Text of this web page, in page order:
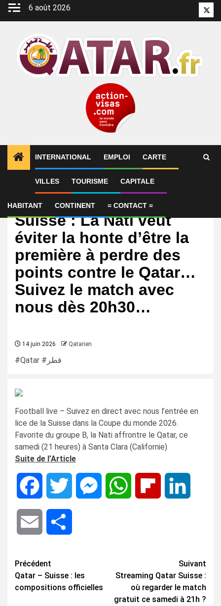
Aller
6 août 2026
INTERNATIONAL EMPLOI CARTE
VILLES TOURISME CAPITALE
HABITANT CONTINENT = CONTACT =
International
EN DIRECT Qatar –
Suisse : La Nati veut
éviter la honte d’être la
première à perdre des
points contre le Qatar…
Suivez le match avec
nous dès 20h30…
14 juin 2026 Qatarien
#Qatar #قطر
Football live – Suivez en direct avec nous l’entrée en
lice de la Suisse dans la Coupe du monde 2026.
Favorite du groupe B, la Nati affrontre le Qatar, ce
samedi (21 heures) à Santa Clara (Californie)
Suite de l’Article
Facebook Twitter MessengerWhatsApp Flipboard
Email
Navigation
d’article
Précédent
Qatar – Suisse : les
compositions officielles
Suivant
Streaming Qatar Suisse :
où regarder le match
gratuit ce samedi à 21h ?